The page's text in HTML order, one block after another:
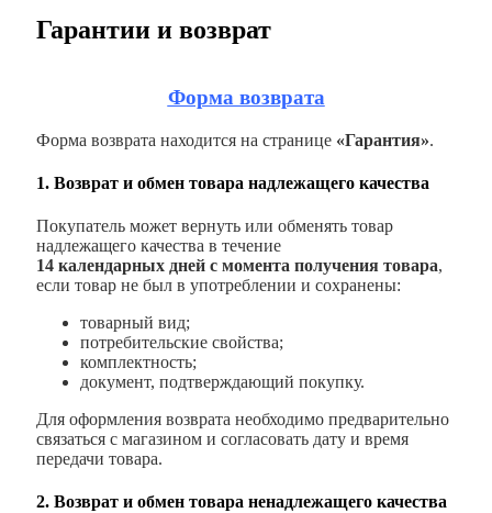
Гарантии и возврат
Форма возврата
Форма возврата находится на странице «Гарантия».
1. Возврат и обмен товара надлежащего качества
Покупатель может вернуть или обменять товар
надлежащего качества в течение
14 календарных дней с момента получения товара,
если товар не был в употреблении и сохранены:
товарный вид;
потребительские свойства;
комплектность;
документ, подтверждающий покупку.
Для оформления возврата необходимо предварительно
связаться с магазином и согласовать дату и время
передачи товара.
2. Возврат и обмен товара ненадлежащего качества